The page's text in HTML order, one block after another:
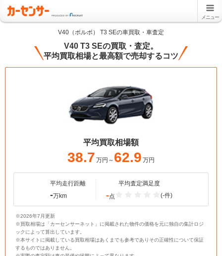
メニュー
V40（ボルボ） T3 SEの車買取・車査定
V40 T3 SEの買取・査定。
平均買取相場と最高額で売却するコツ
平均買取相場額
38.7 万円～ 62.9 万円
平均走行距離
-万km
平均査定満足度
-点 (-件)
※2026年7月更新
※買取相場は「カーセンサーネット」に掲載された物件の価格を元に独自の集計ロジ
ックによって算出しています。
※本サイトに掲載している買取相場はあくまでも参考でありその正確性について保証
するものではありません。